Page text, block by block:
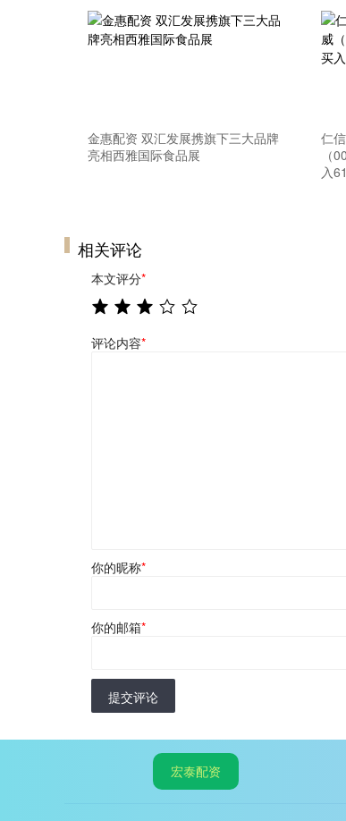
金惠配资 双汇发展携旗下三大品牌
亮相西雅国际食品展
仁
（
入
相关评论
本文评分*
评论内容*
你的昵称*
你的邮箱*
提交评论
宏泰配资